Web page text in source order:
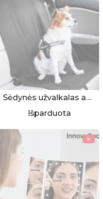
Sėdynės užvalkalas augintiniui
Išparduota